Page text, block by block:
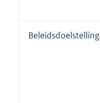
Beleidsdoelstelling